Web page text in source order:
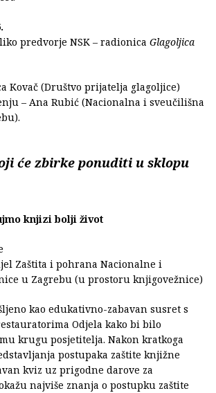
predvorje NSK – radionica Glagoljica
Kovač (Društvo prijatelja glagoljice)
– Ana Rubić (Nacionalna i sveučilišna
će zbirke ponuditi u sklopu
knjizi bolji život
Zaštita i pohrana Nacionalne i
u Zagrebu (u prostoru knjigovežnice)
kao edukativno-zabavan susret s
Odjela kako bi bilo
krugu posjetitelja. Nakon kratkoga
postupaka zaštite knjižne
kviz uz prigodne darove za
najviše znanja o postupku zaštite